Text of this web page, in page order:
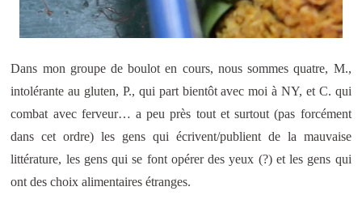
Dans mon groupe de boulot en cours, nous sommes quatre, M.,
intolérante au gluten, P., qui part bientôt avec moi à NY, et C. qui
combat avec ferveur… a peu près tout et surtout (pas forcément
dans cet ordre) les gens qui écrivent/publient de la mauvaise
littérature, les gens qui se font opérer des yeux (?) et les gens qui
ont des choix alimentaires étranges.